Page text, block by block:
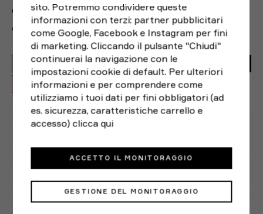
GARMIN
GARMIN FORERUNNER 570 47MM VIOLA INDIGO
499,99€
419,00€ ACQUISTA
OFFERTA -16%
sito. Potremmo condividere queste
informazioni con terzi: partner pubblicitari
come Google, Facebook e Instagram per fini
di marketing. Cliccando il pulsante "Chiudi"
continuerai la navigazione con le
impostazioni cookie di default. Per ulteriori
informazioni e per comprendere come
utilizziamo i tuoi dati per fini obbligatori (ad
es. sicurezza, caratteristiche carrello e
accesso)clicca qui
GESTIONE DEL MONITORAGGIO
ACCETTO IL MONITORAGGIO